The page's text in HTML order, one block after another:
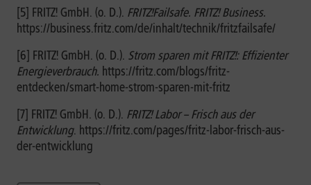
[5] FRITZ! GmbH. (o. D.). FRITZ!Failsafe. FRITZ! Business.
https://business.fritz.com/de/inhalt/technik/fritzfailsafe/
[6] FRITZ! GmbH. (o. D.). Strom sparen mit FRITZ!: Effizienter
Energieverbrauch. https://fritz.com/blogs/fritz-
entdecken/smart-home-strom-sparen-mit-fritz
[7] FRITZ! GmbH. (o. D.). FRITZ! Labor – Frisch aus der
Entwicklung. https://fritz.com/pages/fritz-labor-frisch-aus-
der-entwicklung